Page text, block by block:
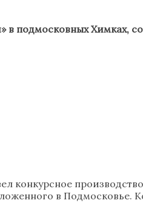
в подмосковных Химках,
в